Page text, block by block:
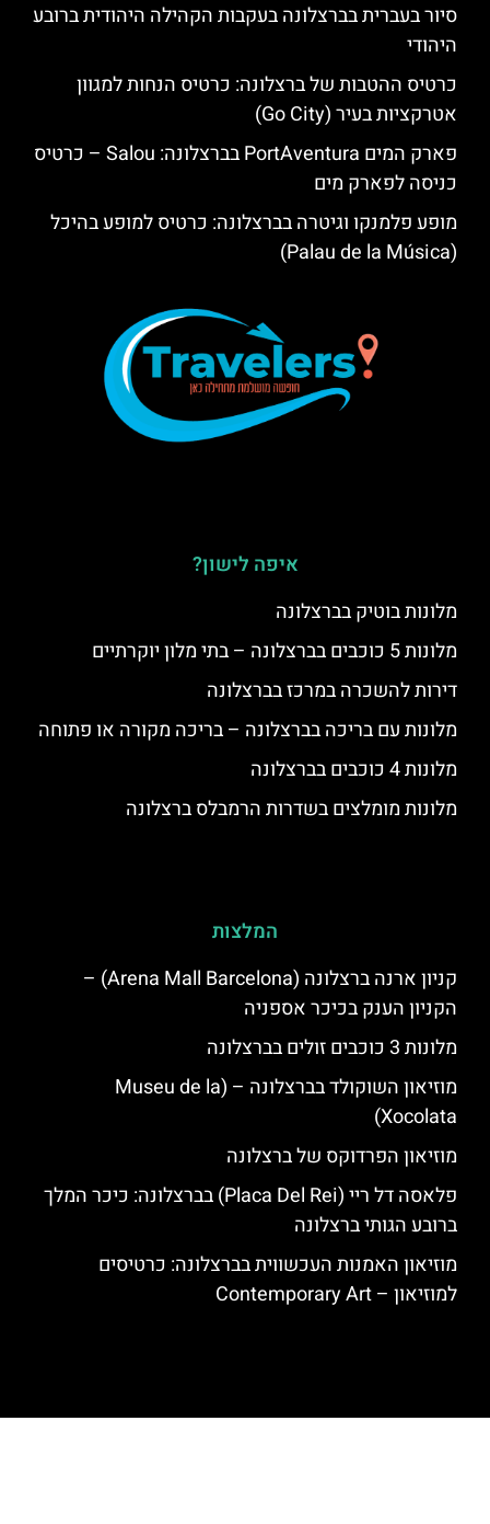
סיור בעברית בברצלונה בעקבות הקהילה היהודית ברובע
היהודי
כרטיס ההטבות של ברצלונה: כרטיס הנחות למגוון
אטרקציות בעיר (Go City)
פארק המים PortAventura בברצלונה: Salou – כרטיס
כניסה לפארק מים
מופע פלמנקו וגיטרה בברצלונה: כרטיס למופע בהיכל
(Palau de la Música)
איפה לישון?
מלונות בוטיק בברצלונה
מלונות 5 כוכבים בברצלונה – בתי מלון יוקרתיים
דירות להשכרה במרכז בברצלונה
מלונות עם בריכה בברצלונה – בריכה מקורה או פתוחה
מלונות 4 כוכבים בברצלונה
מלונות מומלצים בשדרות הרמבלס ברצלונה
המלצות
קניון ארנה ברצלונה (Arena Mall Barcelona) –
הקניון הענק בכיכר אספניה
מלונות 3 כוכבים זולים בברצלונה
מוזיאון השוקולד בברצלונה – (Museu de la
Xocolata)
מוזיאון הפרדוקס של ברצלונה
פלאסה דל ריי (Placa Del Rei) בברצלונה: כיכר המלך
ברובע הגותי ברצלונה
מוזיאון האמנות העכשווית בברצלונה: כרטיסים
למוזיאון – Contemporary Art